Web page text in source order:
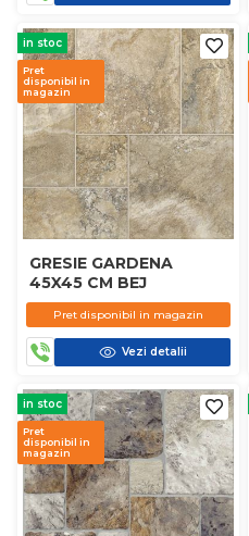
in stoc
Pret
disponibil in
magazin
GRESIE GARDENA
45X45 CM BEJ
Pret disponibil in magazin
Vezi detalii
in stoc
Pret
disponibil in
magazin